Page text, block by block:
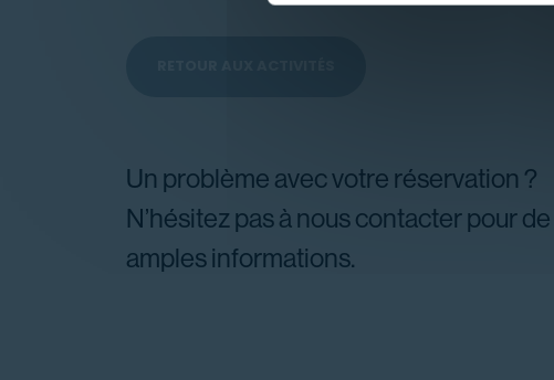
Un problème avec votre réservation ?
N’hésitez pas à nous contacter pour
amples informations.